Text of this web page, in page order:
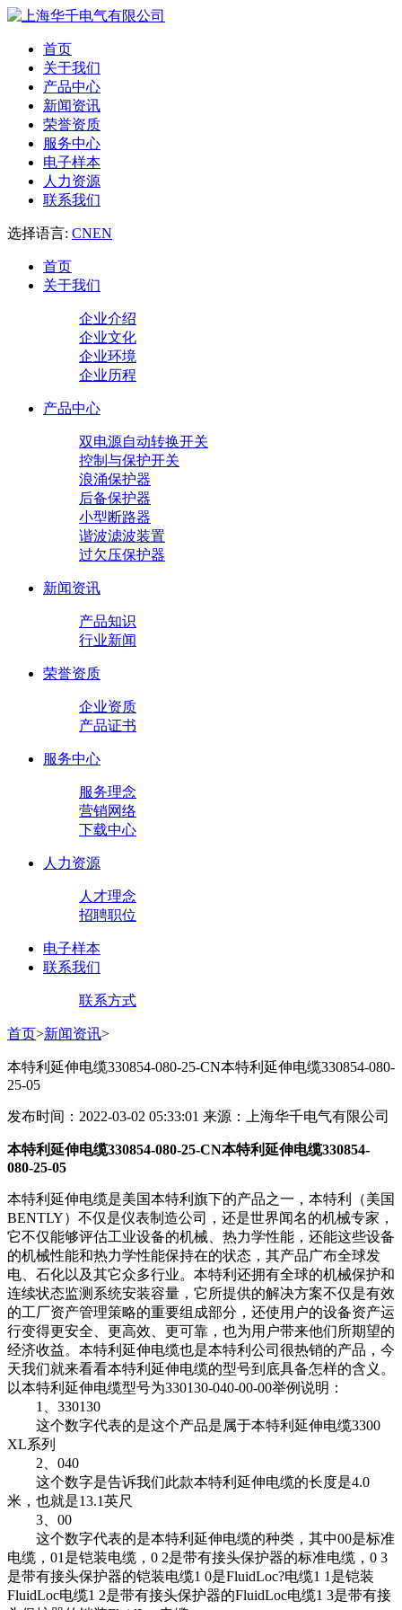
首页
关于我们
产品中心
新闻资讯
荣誉资质
服务中心
电子样本
人力资源
联系我们
选择语言: CNEN
首页
关于我们
企业介绍
企业文化
企业环境
企业历程
产品中心
双电源自动转换开关
控制与保护开关
浪涌保护器
后备保护器
小型断路器
谐波滤波装置
过欠压保护器
新闻资讯
产品知识
行业新闻
荣誉资质
企业资质
产品证书
服务中心
服务理念
营销网络
下载中心
人力资源
人才理念
招聘职位
电子样本
联系我们
联系方式
首页>新闻资讯>
本特利延伸电缆330854-080-25-CN本特利延伸电缆330854-080-
25-05
发布时间：2022-03-02 05:33:01 来源：上海华千电气有限公司
本特利延伸电缆330854-080-25-CN本特利延伸电缆330854-
080-25-05
本特利延伸电缆是美国本特利旗下的产品之一，本特利（美国
BENTLY）不仅是仪表制造公司，还是世界闻名的机械专家，
它不仅能够评估工业设备的机械、热力学性能，还能这些设备
的机械性能和热力学性能保持在的状态，其产品广布全球发
电、石化以及其它众多行业。本特利还拥有全球的机械保护和
连续状态监测系统安装容量，它所提供的解决方案不仅是有效
的工厂资产管理策略的重要组成部分，还使用户的设备资产运
行变得更安全、更高效、更可靠，也为用户带来他们所期望的
经济收益。本特利延伸电缆也是本特利公司很热销的产品，今
天我们就来看看本特利延伸电缆的型号到底具备怎样的含义。
以本特利延伸电缆型号为330130-040-00-00举例说明：
1、330130
这个数字代表的是这个产品是属于本特利延伸电缆3300
XL系列
2、040
这个数字是告诉我们此款本特利延伸电缆的长度是4.0
米，也就是13.1英尺
3、00
这个数字代表的是本特利延伸电缆的种类，其中00是标准
电缆，01是铠装电缆，0 2是带有接头保护器的标准电缆，0 3
是带有接头保护器的铠装电缆1 0是FluidLoc?电缆1 1是铠装
FluidLoc电缆1 2是带有接头保护器的FluidLoc电缆1 3是带有接